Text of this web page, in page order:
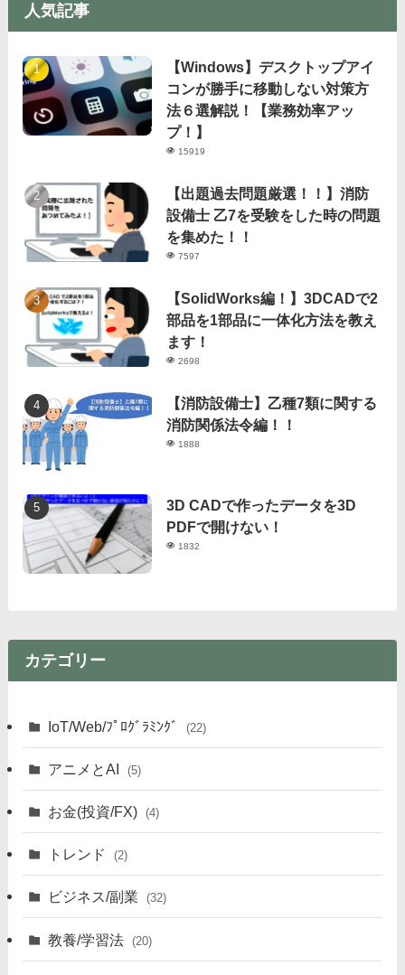
人気記事
【Windows】デスクトップアイ
コンが勝手に移動しない対策方
法６選解説！【業務効率アッ
プ！】
15919
【出題過去問題厳選！！】消防
設備士 乙7を受験をした時の問題
を集めた！！
7597
【SolidWorks編！】3DCADで2
部品を1部品に一体化方法を教え
ます！
2698
【消防設備士】乙種7類に関する
消防関係法令編！！
1888
3D CADで作ったデータを3D
PDFで開けない！
1832
カテゴリー
IoT/Web/ﾌﾟﾛｸﾞﾗﾐﾝｸﾞ (22)
アニメとAI (5)
お金(投資/FX) (4)
トレンド (2)
ビジネス/副業 (32)
教養/学習法 (20)